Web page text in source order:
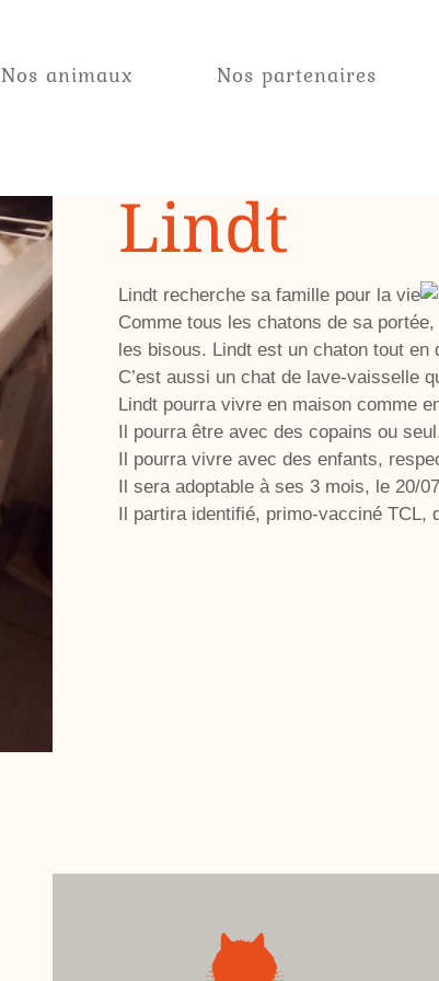
Nos animaux Nos partenaires
Lindt
Lindt recherche sa famille pour la vie
Comme tous les chatons de sa
les bisous. Lindt est un chaton tout
C’est aussi un chat de lave-vaisselle
Lindt pourra vivre en maison comme
Il pourra être avec des copains ou
Il pourra vivre avec des enfants,
Il sera adoptable à ses 3 mois, le 20/
Il partira identifié, primo-vacciné TCL,